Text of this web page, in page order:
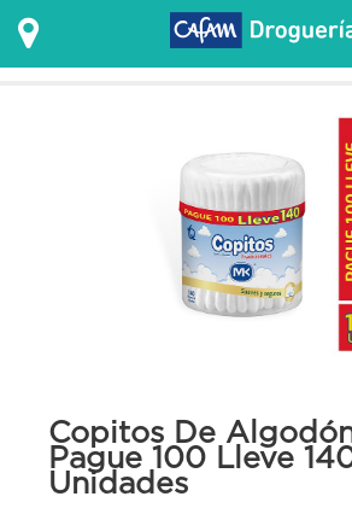
Copitos De
Pague 100 Lleve
Unidades